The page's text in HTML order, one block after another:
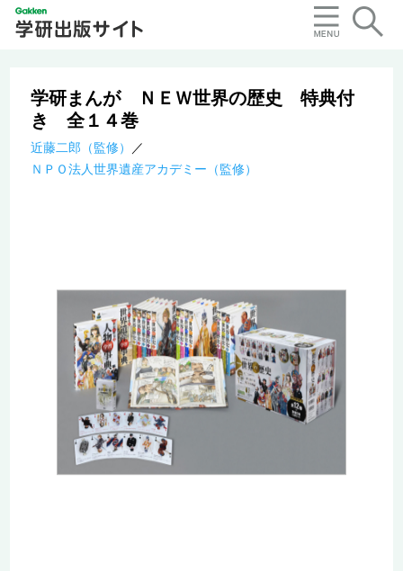
学研まんが ＮＥＷ世界の歴史 特典付
き 全１４巻
近藤二郎（監修）
ＮＰＯ法人世界遺産アカデミー（監修）